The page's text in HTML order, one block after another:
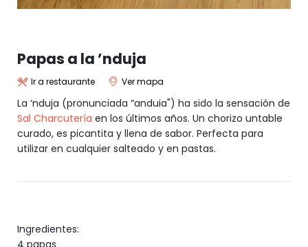
Papas a la ’nduja
Ir a restaurante Ver mapa
La ‘nduja (pronunciada “anduia") ha sido la sensación de
Sal Charcutería en los últimos años. Un chorizo untable
curado, es picantita y llena de sabor. Perfecta para
utilizar en cualquier salteado y en pastas.
Ingredientes:
4 papas